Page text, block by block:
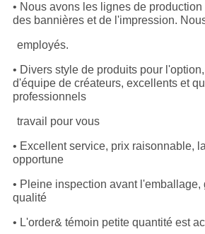
• Nous avons les lignes de
des bannières et de l'impression.
employés.
• Divers style de produits pour
d'équipe de créateurs, excellents et
professionnels
travail pour vous
• Excellent service, prix raisonnable,
opportune
• Pleine inspection avant l'emballage,
qualité
• L'order& témoin petite quantité est